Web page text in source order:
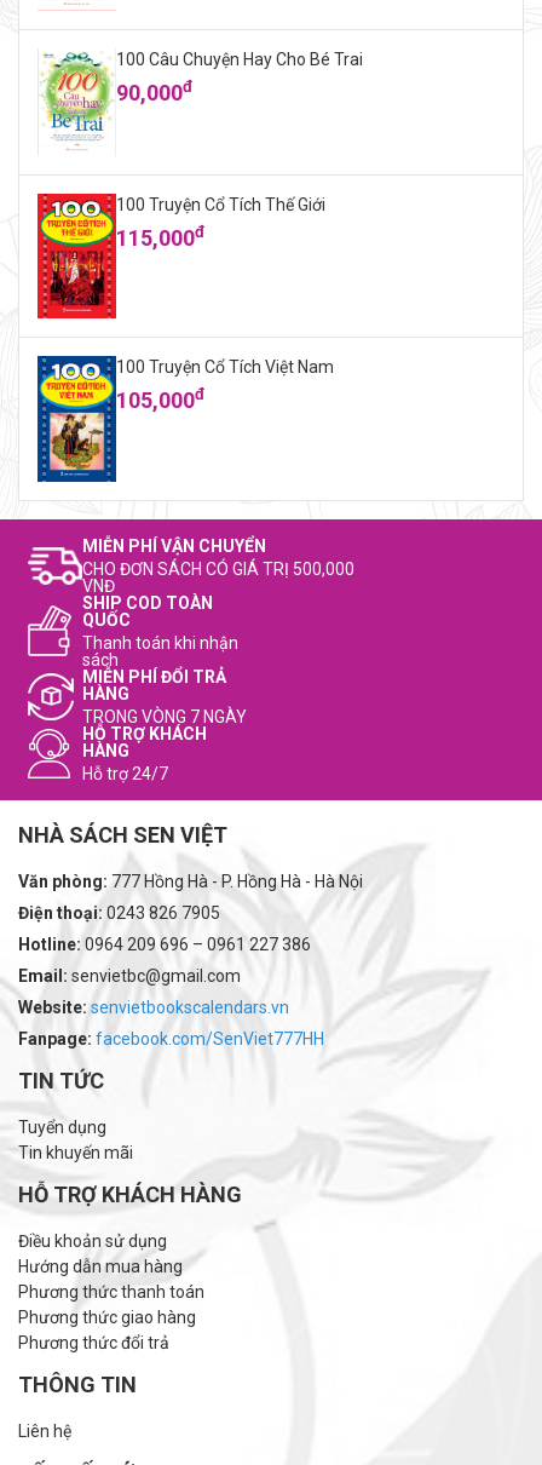
100 Câu Chuyện Hay Cho Bé Trai
90,000đ
100 Truyện Cổ Tích Thế Giới
115,000đ
100 Truyện Cổ Tích Việt Nam
105,000đ
MIỄN PHÍ VẬN CHUYỂN
CHO ĐƠN SÁCH CÓ GIÁ TRỊ 500,000
VNĐ
SHIP COD TOÀN
QUỐC
Thanh toán khi nhận
sách
MIỄN PHÍ ĐỔI TRẢ
HÀNG
TRONG VÒNG 7 NGÀY
HỖ TRỢ KHÁCH
HÀNG
Hỗ trợ 24/7
NHÀ SÁCH SEN VIỆT
Văn phòng: 777 Hồng Hà - P. Hồng Hà - Hà Nội
Điện thoại: 0243 826 7905
Hotline: 0964 209 696 – 0961 227 386
Email: senvietbc@gmail.com
Website: senvietbookscalendars.vn
Fanpage: facebook.com/SenViet777HH
TIN TỨC
Tuyển dụng
Tin khuyến mãi
HỖ TRỢ KHÁCH HÀNG
Điều khoản sử dụng
Hướng dẫn mua hàng
Phương thức thanh toán
Phương thức giao hàng
Phương thức đổi trả
THÔNG TIN
Liên hệ